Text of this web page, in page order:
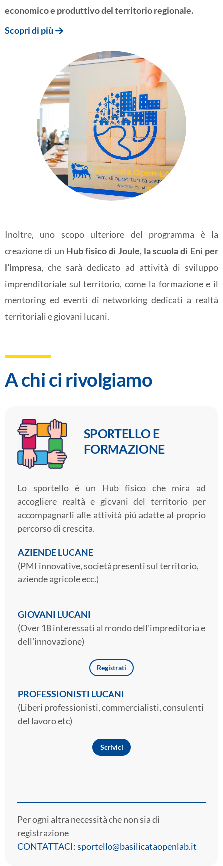
economico e produttivo del territorio regionale.
Scopri di più
Inoltre, uno scopo ulteriore del programma è la
creazione di un Hub fisico di Joule, la scuola di Eni per
l’impresa,che sarà dedicato ad attività di sviluppo
imprenditoriale sul territorio, come la formazione e il
mentoring ed eventi di networking dedicati a realtà
territoriali e giovani lucani.
A chi ci rivolgiamo
SPORTELLO E
FORMAZIONE
Lo sportello è un Hub fisico che mira ad
accogliere realtà e giovani del territorio per
accompagnarli alle attività più adatte al proprio
percorso di crescita.
AZIENDE LUCANE
(PMI innovative, società presenti sul territorio,
aziende agricole ecc.)
GIOVANI LUCANI
(Over 18 interessati al mondo dell'impreditoria e
dell'innovazione)
Registrati
PROFESSIONISTI LUCANI
(Liberi professionisti, commercialisti, consulenti
del lavoro etc)
Scrivici
Per ogni altra necessità che non sia di
registrazione
CONTATTACI: sportello@basilicataopenlab.it